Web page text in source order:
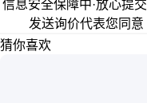
信息安全保障中·放心提交
发送询价代表您同意
猜你喜欢